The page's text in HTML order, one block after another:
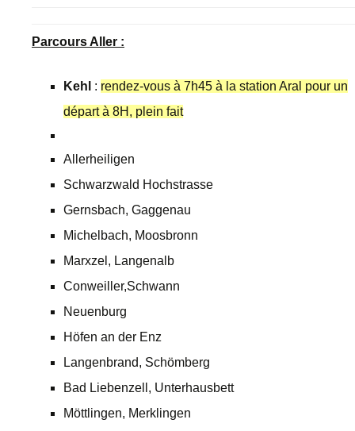
Parcours Aller :
Kehl : rendez-vous à 7h45 à la station Aral pour un
départ à 8H, plein fait
Allerheiligen
Schwarzwald Hochstrasse
Gernsbach, Gaggenau
Michelbach, Moosbronn
Marxzel, Langenalb
Conweiller,Schwann
Neuenburg
Höfen an der Enz
Langenbrand, Schömberg
Bad Liebenzell, Unterhausbett
Möttlingen, Merklingen